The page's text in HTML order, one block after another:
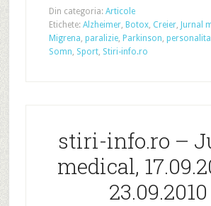
Din categoria: Articole
Etichete: Alzheimer, Botox, Creier, Jurnal
Migrena, paralizie, Parkinson,
Somn, Sport, Stiri-info.ro
stiri-info.ro –
medical,
23.09.2010